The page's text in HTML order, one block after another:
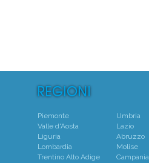
Piemonte
Valle d'Aosta
Liguria
Lombardia
Trentino Alto Adige
Umbria
Lazio
Abruzzo
Molise
Campania